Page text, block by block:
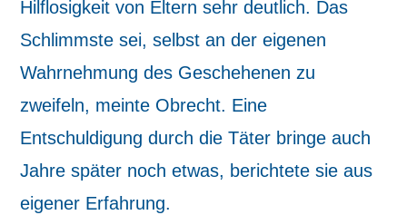
Hilflosigkeit von Eltern sehr deutlich. Das
Schlimmste sei, selbst an der eigenen
Wahrnehmung des Geschehenen zu
zweifeln, meinte Obrecht. Eine
Entschuldigung durch die Täter bringe auch
Jahre später noch etwas, berichtete sie aus
eigener Erfahrung.